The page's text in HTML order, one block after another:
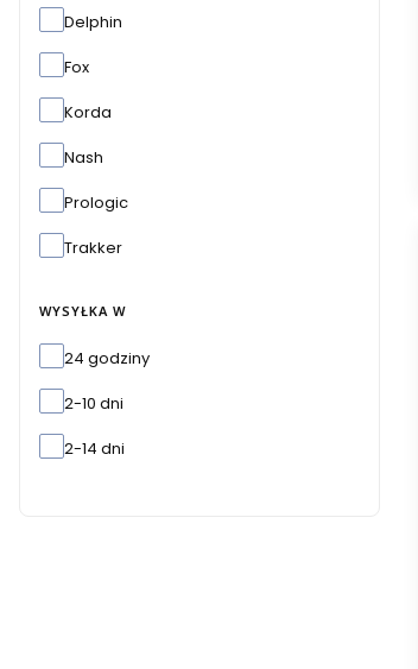
Delphin
Fox
Korda
Nash
Prologic
Trakker
WYSYŁKA W
Wysyłka w
24 godziny
2-10 dni
2-14 dni